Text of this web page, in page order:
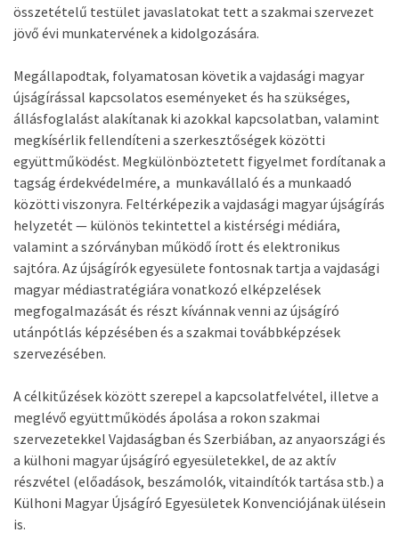
összetételű testület javaslatokat tett a szakmai szervezet
jövő évi munkatervének a kidolgozására.
Megállapodtak, folyamatosan követik a vajdasági magyar
újságírással kapcsolatos eseményeket és ha szükséges,
állásfoglalást alakítanak ki azokkal kapcsolatban, valamint
megkísérlik fellendíteni a szerkesztőségek közötti
együttműködést. Megkülönböztetett figyelmet fordítanak a
tagság érdekvédelmére, a munkavállaló és a munkaadó
közötti viszonyra. Feltérképezik a vajdasági magyar újságírás
helyzetét — különös tekintettel a kistérségi médiára,
valamint a szórványban működő írott és elektronikus
sajtóra. Az újságírók egyesülete fontosnak tartja a vajdasági
magyar médiastratégiára vonatkozó elképzelések
megfogalmazását és részt kívánnak venni az újságíró
utánpótlás képzésében és a szakmai továbbképzések
szervezésében.
A célkitűzések között szerepel a kapcsolatfelvétel, illetve a
meglévő együttműködés ápolása a rokon szakmai
szervezetekkel Vajdaságban és Szerbiában, az anyaországi és
a külhoni magyar újságíró egyesületekkel, de az aktív
részvétel (előadások, beszámolók, vitaindítók tartása stb.) a
Külhoni Magyar Újságíró Egyesületek Konvenciójának ülésein
is.